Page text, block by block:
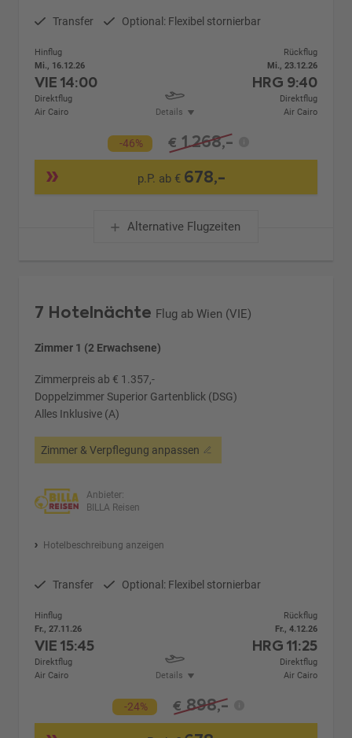
Transfer Optional: Flexibel stornierbar
Hinflug
Mi., 16.12.26
VIE14:00
Direktflug
Air Cairo
Details
Rückflug
Mi., 23.12.26
HRG 9:40
Direktflug
Air Cairo
-46% € 1.268,-
p.P. ab € 678,-
Alternative Flugzeiten
7 Hotelnächte Flug ab Wien (VIE)
Zimmer 1 (2 Erwachsene)
Zimmerpreis ab € 1.357,-
Doppelzimmer Superior Gartenblick (DSG)
Alles Inklusive (A)
Zimmer & Verpflegung anpassen
Anbieter:
BILLA Reisen
Hotelbeschreibung anzeigen
Transfer Optional: Flexibel stornierbar
Hinflug
Fr., 27.11.26
VIE15:45
Direktflug
Air Cairo
Details
Rückflug
Fr., 4.12.26
HRG 11:25
Direktflug
Air Cairo
-24% € 898,-